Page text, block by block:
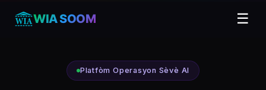
WIA SOOM ☰
Platfòm Operasyon Sèvè AI